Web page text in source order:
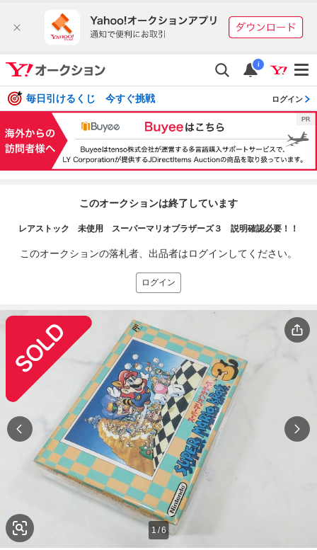
i
毎日引けるくじ 今すぐ挑戦 ログイン
このオークションは終了しています
レアストック 未使用 スーパーマリオブラザーズ３ 説明確認必要！！
このオークションの落札者、出品者はログインしてください。
ログイン
1/6